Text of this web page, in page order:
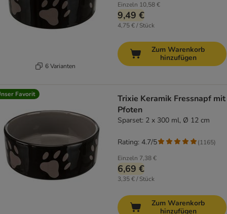
6 Varianten
Einzeln 10,58 €
9,49 €
4,75 € / Stück
Zum Warenkorb
hinzufügen
Favorit
Trixie Keramik Fressnapf mit
Pfoten
Sparset: 2 x 300 ml, Ø 12 cm
Einzeln 7,38 €
6,69 €
3,35 € / Stück
Rating: 4.7/5 (1165)
Zum Warenkorb
hinzufügen